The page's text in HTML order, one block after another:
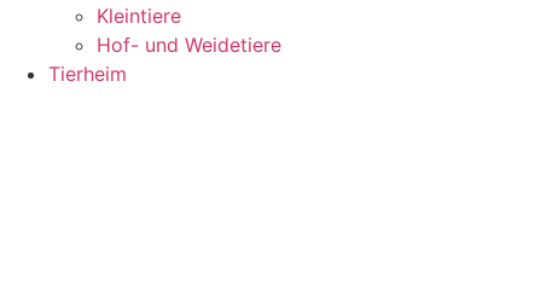
Kleintiere
Hof- und Weidetiere
Tierheim